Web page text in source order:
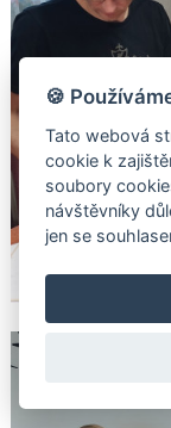
🍪
Tato webová
cookie k
soubory
návštěvníky
jen se